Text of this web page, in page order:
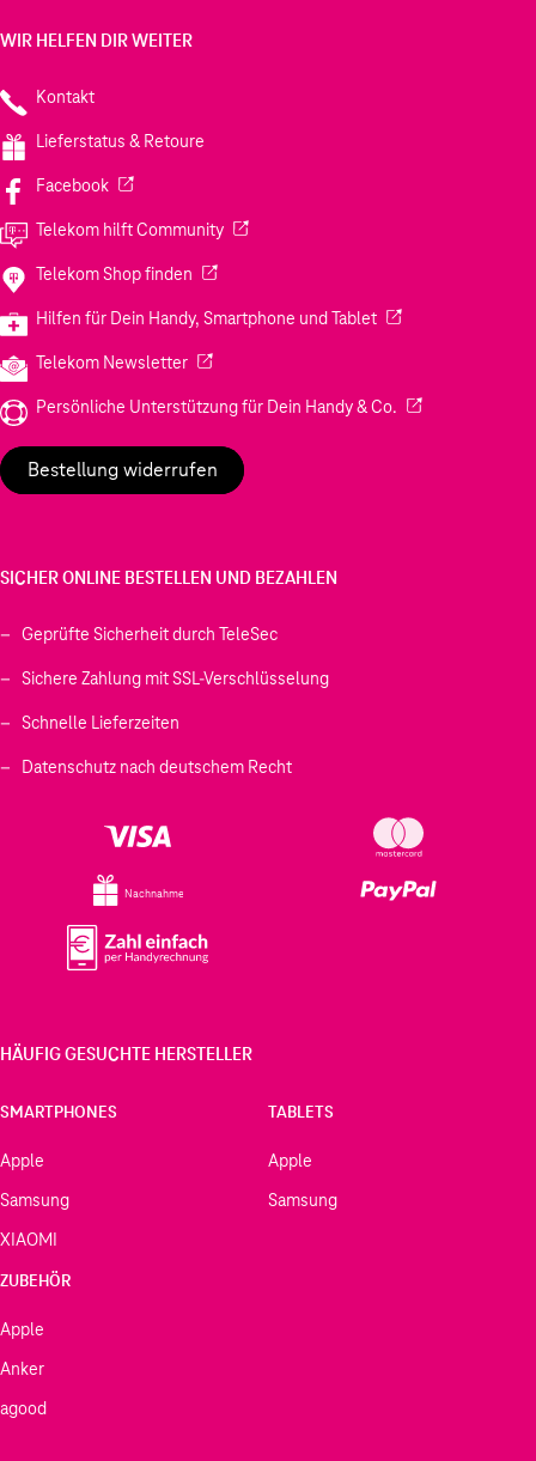
WIR HELFEN DIR WEITER
Kontakt
Lieferstatus & Retoure
Facebook(Wird in einem neuen Tab geöffnet)
Telekom hilft Community(Wird in einem neuen Tab geöffnet)
Telekom Shop finden (Wird in einem neuen Tab geöffnet)
Hilfen für Dein Handy, Smartphone und Tablet(Wird in einem
Telekom Newsletter(Wird in einem neuen Tab geöffnet)
Persönliche Unterstützung für Dein Handy & Co. (Wird in einem
Bestellung widerrufen
SICHER ONLINE BESTELLEN UND BEZAHLEN
Geprüfte Sicherheit durch TeleSec
Sichere Zahlung mit SSL-Verschlüsselung
Schnelle Lieferzeiten
Datenschutz nach deutschem Recht
Nachnahme
HÄUFIG GESUCHTE HERSTELLER
SMARTPHONES
Apple
Samsung
XIAOMI
TABLETS
Apple
Samsung
ZUBEHÖR
Apple
Anker
agood